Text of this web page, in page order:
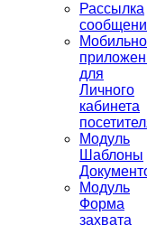
Рассылка
для
Личного
кабинета
Модуль
Шаблоны
Модуль
Форма
захвата